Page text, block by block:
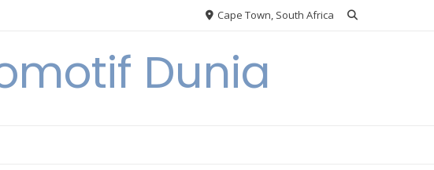
Cape Town, South Africa
Dunia